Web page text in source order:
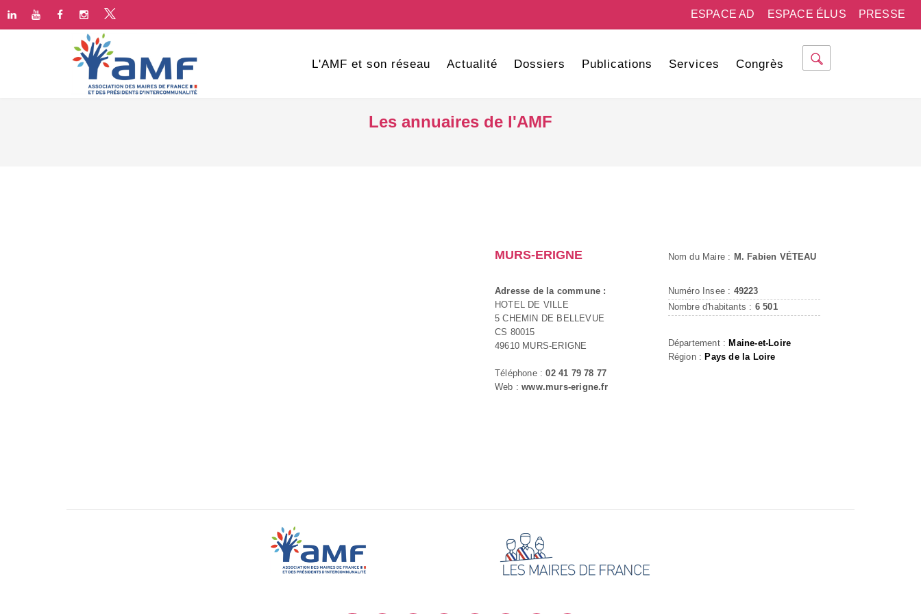
PRESSE
ESPACE ÉLUS
ESPACE AD
L'AMF et son réseau Actualité Dossiers Publications Services Congrès
Les annuaires de l'AMF
MURS-ERIGNE
Adresse de la commune :
HOTEL DE VILLE
5 CHEMIN DE BELLEVUE
CS 80015
49610 MURS-ERIGNE
Téléphone :02 41 79 78 77
Web :www.murs-erigne.fr
Nom du Maire : M. Fabien VÉTEAU
Numéro Insee : 49223
Nombre d'habitants : 6 501
Département : Maine-et-Loire
Région : Pays de la Loire